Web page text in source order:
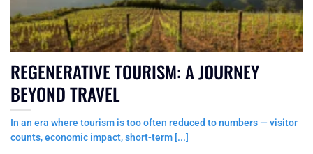
REGENERATIVE TOURISM: A JOURNEY
BEYOND TRAVEL
In an era where tourism is too often reduced to numbers — visitor
counts, economic impact, short-term [...]